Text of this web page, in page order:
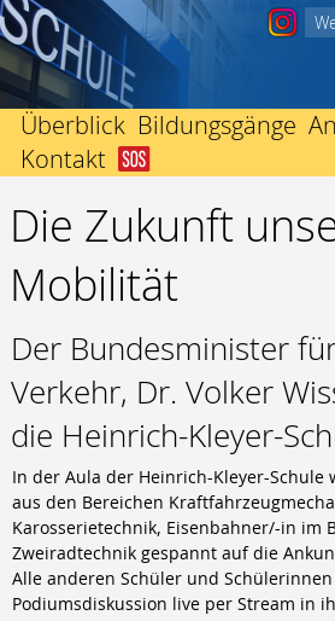
Überblick
Startseite
Schulleitung
Kollegium
Sekretariate
Förderverein
Schwerbehindertenvertretung
Heinrich Kleyer
Bildungsgänge
Abitur
Fachhochschulreife
Fachoberschule Form
Fachoberschule Form
Mittlerer Abschluss
Berufsfachschule
Berufsvorbereitend
Bildungsgänge zur
Berufsbegleitend
Fachschule für
Berufsschule
Augenoptiker/-in
Kontakt
Ich bin in Not
Nachricht an Klassenlehrer/-in
Der Weg zu uns
Impressum
Die Zukunft
Mobilität
Der Bundesminister
Verkehr, Dr. Volker
die Heinrich-Kleyer-
In der Aula der Heinrich-Kleyer-Schule
aus den Bereichen
Karosserietechnik, Eisenbahner/-in im
Zweiradtechnik gespannt auf die
Alle anderen Schüler und
Podiumsdiskussion live per Stream in